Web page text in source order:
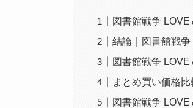
図書館戦争
結論｜図書館戦
図書館戦争
まとめ買い価格
図書館戦争